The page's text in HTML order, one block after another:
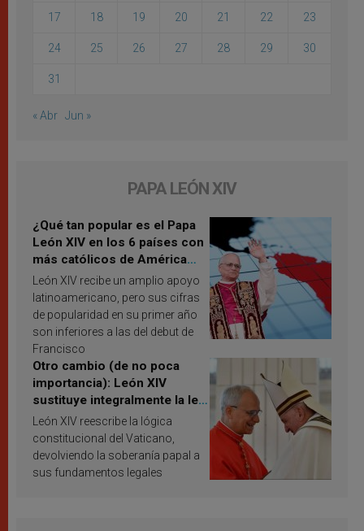
17 18 19 20 21 22 23
24 25 26 27 28 29 30
31
« Abr Jun »
PAPA LEÓN XIV
¿Qué tan popular es el Papa
León XIV en los 6 países con
más católicos de América
Latina en 2026? Publican
resultados de investigación
León XIV recibe un amplio apoyo
latinoamericano, pero sus cifras
de popularidad en su primer año
son inferiores a las del debut de
Francisco
Otro cambio (de no poca
importancia): León XIV
sustituye integralmente la ley
vaticana de Papa Francisco
León XIV reescribe la lógica
constitucional del Vaticano,
devolviendo la soberanía papal a
sus fundamentos legales